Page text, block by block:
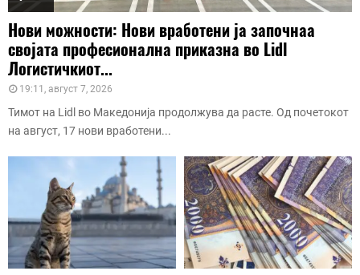
Нови можности: Нови вработени ја започнаа
својата професионална приказна во Lidl
Логистичкиот...
19:11, август 7, 2026
Тимот на Lidl во Македонија продолжува да расте. Од почетокот
на август, 17 нови вработени...